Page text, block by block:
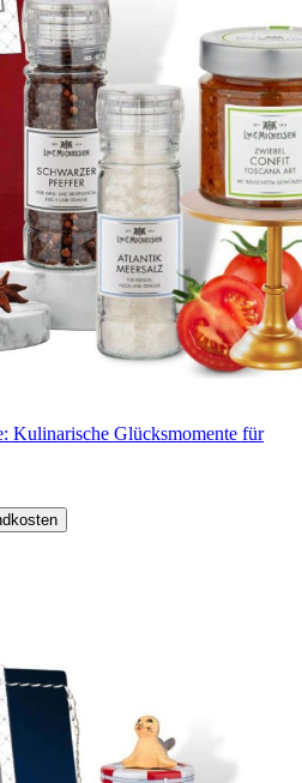
Kulinarische Glücksmomente für